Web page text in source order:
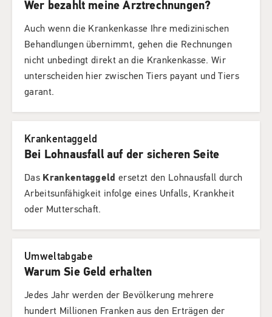
Wer bezahlt meine Arztrechnungen?
Auch wenn die Krankenkasse Ihre medizinischen
Behandlungen übernimmt, gehen die Rechnungen
nicht unbedingt direkt an die Krankenkasse. Wir
unterscheiden hier zwischen Tiers payant und Tiers
garant.
Krankentaggeld
Bei Lohnausfall auf der sicheren Seite
Das Krankentaggeldersetzt den Lohnausfall durch
Arbeitsunfähigkeit infolge eines Unfalls, Krankheit
oder Mutterschaft.
Umweltabgabe
Warum Sie Geld erhalten
Jedes Jahr werden der Bevölkerung mehrere
hundert Millionen Franken aus den Erträgen der